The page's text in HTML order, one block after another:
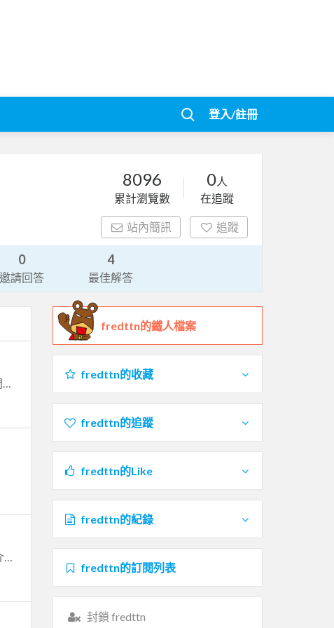
登入/註冊
8096
累計瀏覽數
0人
在追蹤
站內簡訊 追蹤
0
邀請回答
4
最佳解答
fredttn的鐵人檔案
fredttn的收藏
fredttn的追蹤
fredttn的Like
fredttn的紀錄
fredttn的訂閱列表
封鎖 fredttn